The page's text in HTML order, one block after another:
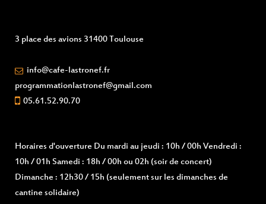
3 place des avions 31400 Toulouse
info@cafe-lastronef.fr
programmationlastronef@gmail.com
05.61.52.90.70
Horaires d'ouverture Du mardi au jeudi : 10h / 00h Vendredi :
10h / 01h Samedi : 18h / 00h ou 02h (soir de concert)
Dimanche : 12h30 / 15h (seulement sur les dimanches de
cantine solidaire)